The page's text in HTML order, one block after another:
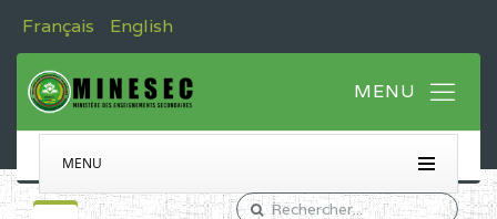
Français English
MENU